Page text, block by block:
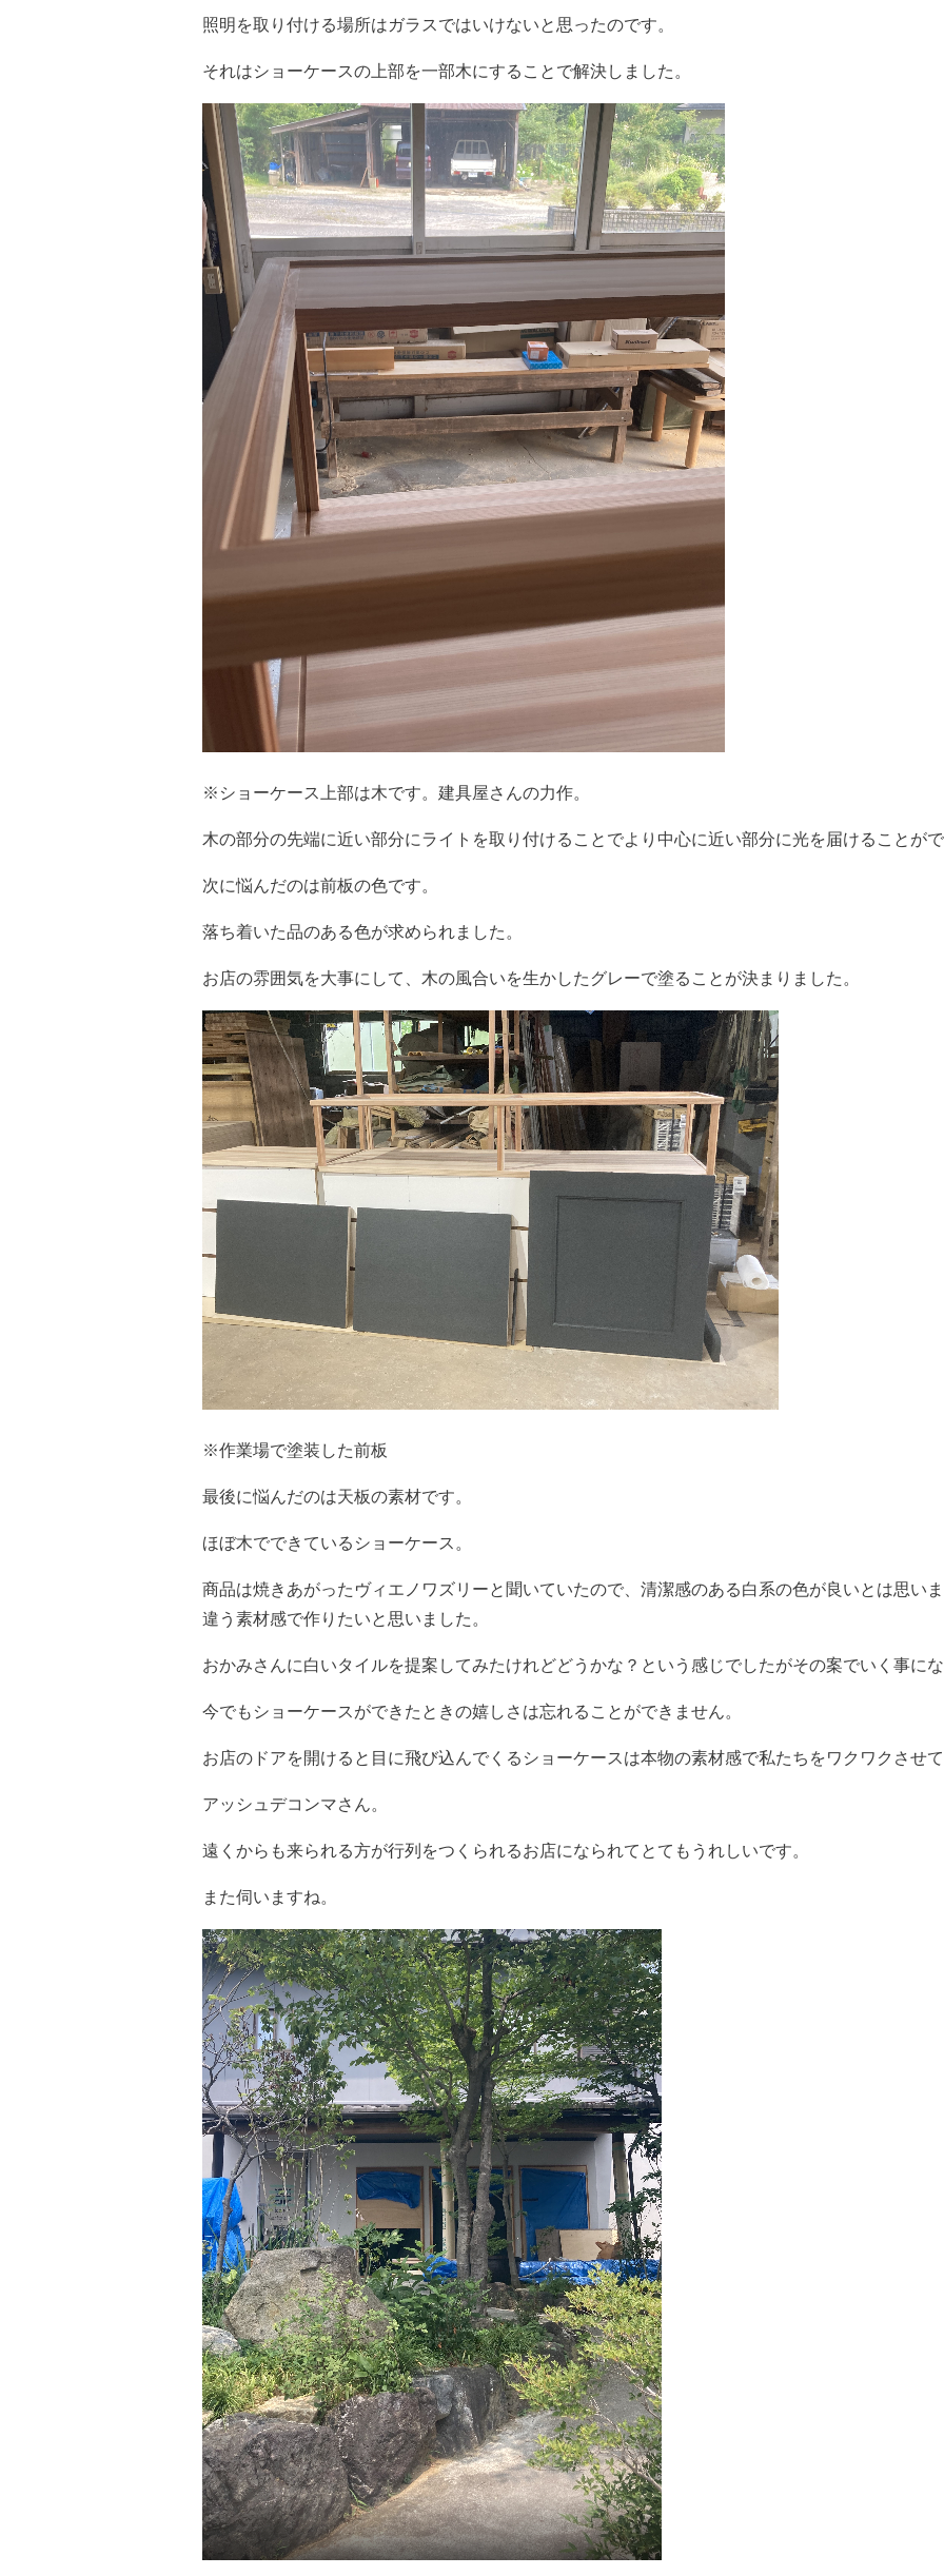
照明を取り付ける場所はガラスではいけないと思ったのです。
それはショーケースの上部を一部木にすることで解決しました。
※ショーケース上部は木です。建具屋さんの力作。
木の部分の先端に近い部分にライトを取り付けることでより中心に近い部分に光を届けることが
次に悩んだのは前板の色です。
落ち着いた品のある色が求められました。
お店の雰囲気を大事にして、木の風合いを生かしたグレーで塗ることが決まりました。
※作業場で塗装した前板
最後に悩んだのは天板の素材です。
ほぼ木でできているショーケース。
商品は焼きあがったヴィエノワズリーと聞いていたので、清潔感のある白系の色が良いとは思い
違う素材感で作りたいと思いました。
おかみさんに白いタイルを提案してみたけれどどうかな？という感じでしたがその案でいく事に
今でもショーケースができたときの嬉しさは忘れることができません。
お店のドアを開けると目に飛び込んでくるショーケースは本物の素材感で私たちをワクワクさせ
アッシュデコンマさん。
遠くからも来られる方が行列をつくられるお店になられてとてもうれしいです。
また伺いますね。